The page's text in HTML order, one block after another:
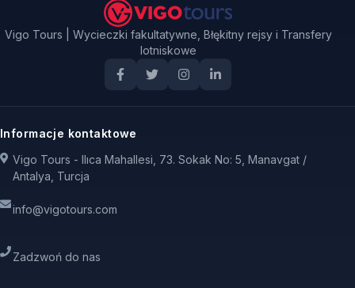
Vigo Tours | Wycieczki fakultatywne, Błękitny rejsy i Transfery
lotniskowe
Informacje kontaktowe
Vigo Tours - Ilıca Mahallesi, 73. Sokak No: 5, Manavgat /
Antalya, Turcja
info@vigotours.com
Zadzwoń do nas